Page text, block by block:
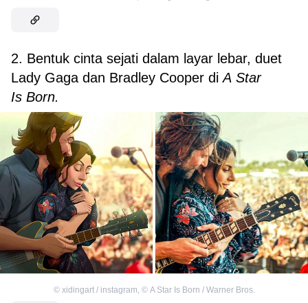
2. Bentuk cinta sejati dalam layar lebar, duet
Lady Gaga dan Bradley Cooper diA Star
Is Born.
© xidingart / instagram, © A Star Is Born / Warner Bros.